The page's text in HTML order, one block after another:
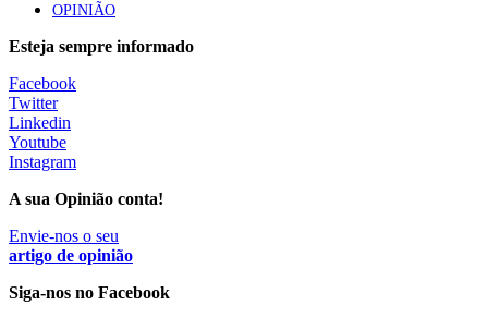
MAIS NOTÍCIAS
Quase 11.900 jovens recorreram aos cheques psicólogo e
nutricionista no primeiro mês
7 Ago, 2026
ULS de Coimbra estreia cirurgia endoscópica do ouvido com
apoio robótico em Portugal
OPINIÃO
Esteja sempre informado
Facebook
Twitter
Linkedin
Youtube
Instagram
A sua Opinião conta!
Envie-nos o seu
artigo de opinião
Siga-nos no Facebook